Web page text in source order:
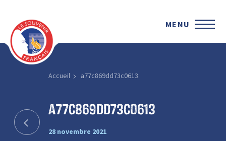
MENU
Accueil a77c869dd73c0613
a77c869dd73c0613
28 novembre 2021